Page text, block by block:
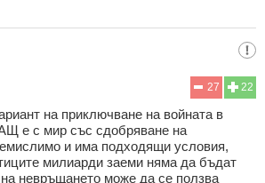
22
27
на приключване на войната в
е с мир със сдобряване на
и има подходящи условия,
милиарди заеми няма да бъдат
невръщането може да се ползва